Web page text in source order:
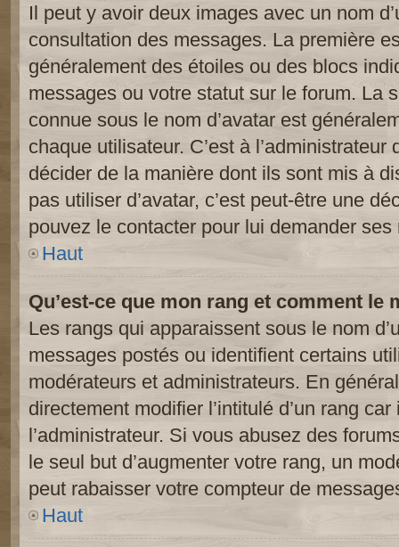
Il peut y avoir deux images avec un nom
consultation des messages. La première
généralement des étoiles ou des blocs
messages ou votre statut sur le forum. La
connue sous le nom d’avatar est
chaque utilisateur. C’est à l’administrateur
décider de la manière dont ils sont mis à
pas utiliser d’avatar, c’est peut-être une
pouvez le contacter pour lui demander ses
Haut
Qu’est-ce que mon rang et comment le
Les rangs qui apparaissent sous le nom
messages postés ou identifient certains
modérateurs et administrateurs. En
directement modifier l’intitulé d’un rang
l’administrateur. Si vous abusez des
le seul but d’augmenter votre rang, un
peut rabaisser votre compteur de
Haut